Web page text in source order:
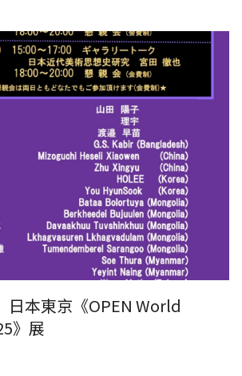
Exhibition 2025》展
日本東京《OPEN World
》展